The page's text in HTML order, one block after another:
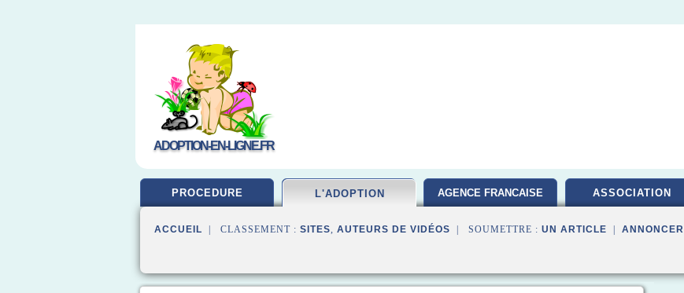
ADOPTION-EN-LIGNE.FR
PROCEDURE L'ADOPTION AGENCE FRANCAISE ASSOCIATION
ACCUEIL | CLASSEMENT : SITES, AUTEURS DE VIDÉOS | SOUMETTRE : UN ARTICLE ANNONCER